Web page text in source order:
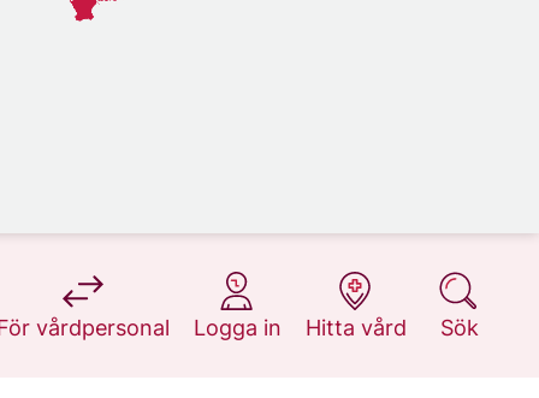
vårdpersonal
på 1177.se
Logga in
på 1177.se
Hitta vård
på 1177.se
Sök
på 1177.se